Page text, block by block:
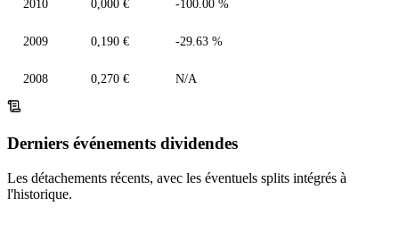
2010 0,000 € -100.00 %
2009 0,190 € -29.63 %
2008 0,270 € N/A
Derniers événements dividendes
Les détachements récents, avec les éventuels splits intégrés à
l'historique.